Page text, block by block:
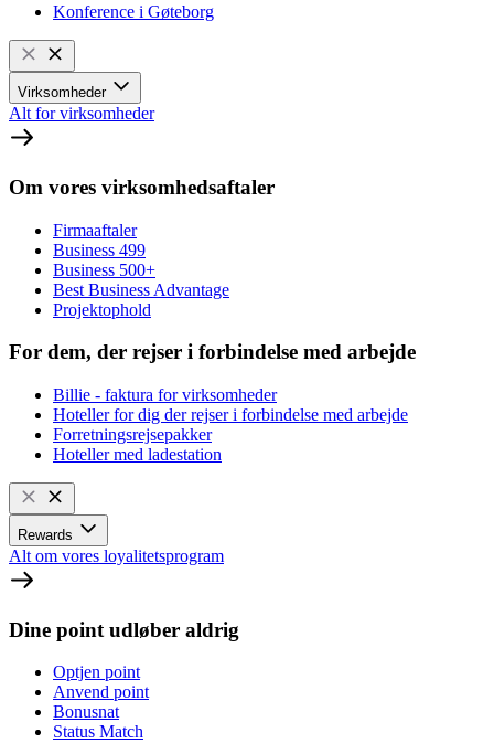
Konference i Gøteborg
Virksomheder
Alt for virksomheder
Om vores virksomhedsaftaler
Firmaaftaler
Business 499
Business 500+
Best Business Advantage
Projektophold
For dem, der rejser i forbindelse med arbejde
Billie - faktura for virksomheder
Hoteller for dig der rejser i forbindelse med arbejde
Forretningsrejsepakker
Hoteller med ladestation
Rewards
Alt om vores loyalitetsprogram
Dine point udløber aldrig
Optjen point
Anvend point
Bonusnat
Status Match